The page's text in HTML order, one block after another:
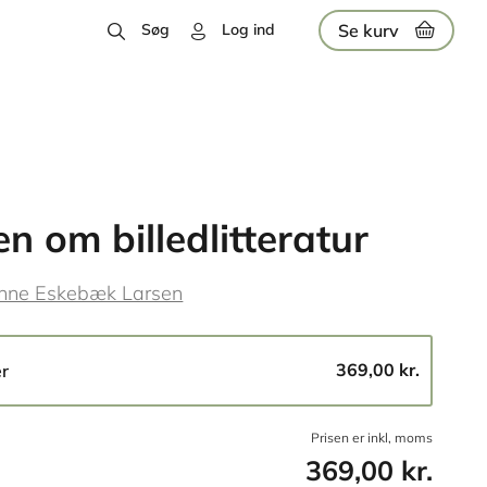
Søg Log ind Se kurv
om billedlitteratur
Eskebæk Larsen
369,00 kr.
Prisen er inkl, moms
369,00 kr.